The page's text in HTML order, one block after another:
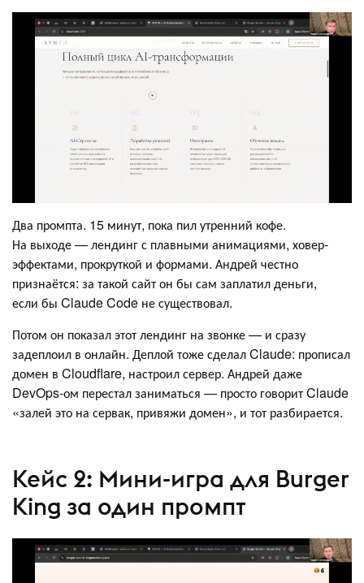
Два промпта. 15 минут, пока пил утренний кофе.
На выходе — лендинг с плавными анимациями, ховер-
эффектами, прокруткой и формами. Андрей честно
признаётся: за такой сайт он бы сам заплатил деньги,
если бы Claude Code не существовал.
Потом он показал этот лендинг на звонке — и сразу
задеплоил в онлайн. Деплой тоже сделал Claude: прописал
домен в Cloudflare, настроил сервер. Андрей даже
DevOps-ом перестал заниматься — просто говорит Claude
«залей это на сервак, привяжи домен», и тот разбирается.
Кейс 2: Мини-игра для Burger
King за один промпт